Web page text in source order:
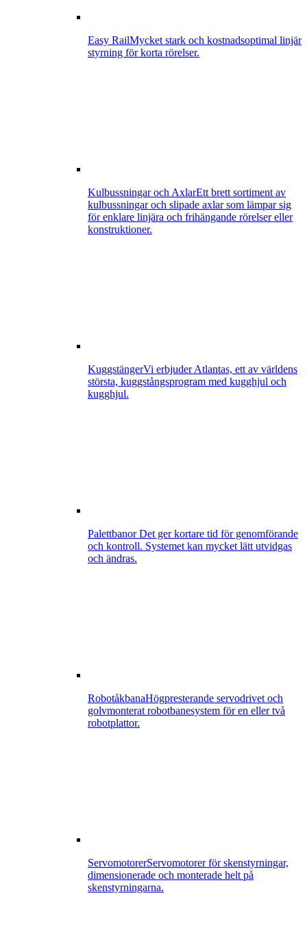
Easy RailMycket stark och kostnadsoptimal linjär
styrning för korta rörelser.
Kulbussningar och AxlarEtt brett sortiment av
kulbussningar och slipade axlar som lämpar sig
för enklare linjära och frihängande rörelser eller
konstruktioner.
KuggstängerVi erbjuder Atlantas, ett av världens
största, kuggstångsprogram med kugghjul och
kugghjul.
PalettbanorDet ger kortare tid för genomförande
och kontroll. Systemet kan mycket lätt utvidgas
och ändras.
RobotåkbanaHögpresterande servodrivet och
golvmonterat robotbanesystem för en eller två
robotplattor.
ServomotorerServomotorer för skenstyrningar,
dimensionerade och monterade helt på
skenstyrningarna.